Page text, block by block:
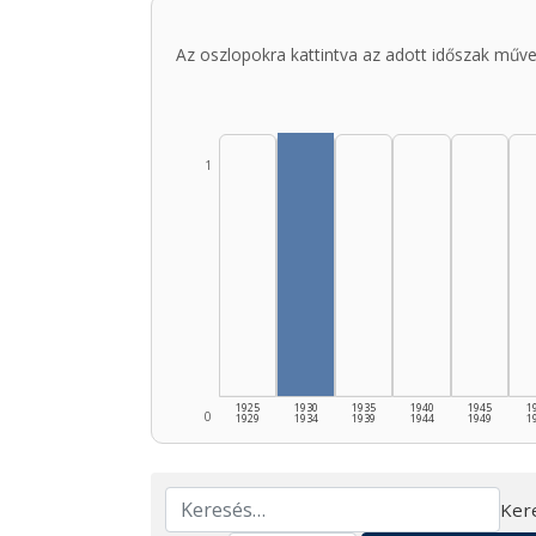
Az oszlopokra kattintva az adott időszak
0
1
1925
1929
1930
1934
1935
1939
1940
1944
1945
1949